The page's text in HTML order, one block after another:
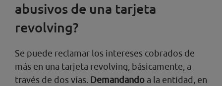
abusivos de una tarjeta
revolving?
Se puede reclamar los intereses cobrados de
más en una tarjeta revolving, básicamente, a
través de dos vías. Demandando a la entidad, en